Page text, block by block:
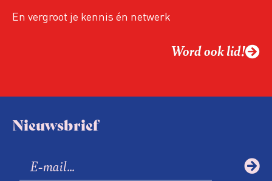
En vergroot je kennis én netwerk
Word ook lid!
Nieuwsbrief